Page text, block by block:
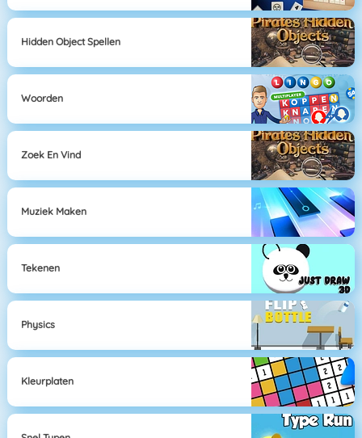
Hidden Object Spellen
Woorden
Zoek En Vind
Muziek Maken
Tekenen
Physics
Kleurplaten